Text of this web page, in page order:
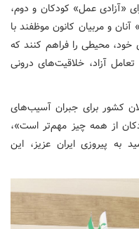
«آزادی عمل» کودکان و دوم،
و مربیان کانون موظفند با
خود، محیطی را فراهم کنند که
آزاد، خلاقیت‌های درونی
کشور برای جبران آسیب‌های
از همه چیز مهم‌تر است»،
به پیروزی ایران عزیز، این